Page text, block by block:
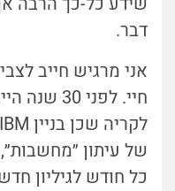
דבר.
אני מרגיש חייב
חיי. לפני
של עיתון
כל חודש לגיליון